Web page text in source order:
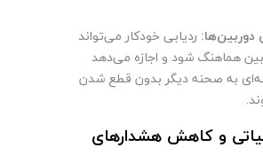
ردیابی خودکار می‌تواند
هماهنگ شود و اجازه می‌دهد
به صحنه دیگر بدون قطع شدن
و کاهش هشدارهای